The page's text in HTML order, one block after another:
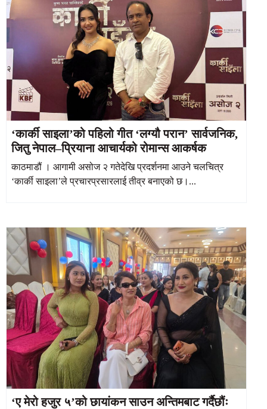
‘कार्की साइला’को पहिलो गीत ‘लग्यौ परान’ सार्वजनिक,
जितु नेपाल–प्रियाना आचार्यको रोमान्स आकर्षक
काठमाडौं । आगामी असोज २ गतेदेखि प्रदर्शनमा आउने चलचित्र
‘कार्की साइला’ले प्रचारप्रसारलाई तीव्र बनाएको छ।...
‘ए मेरो हजुर ५’को छायांकन साउन अन्तिमबाट गर्दैछौंः